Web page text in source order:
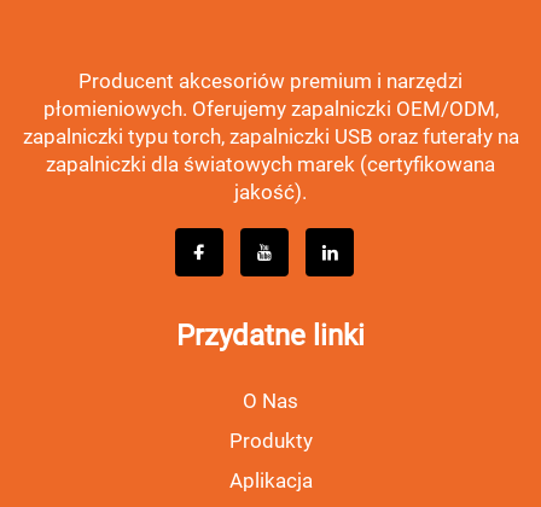
Producent akcesoriów premium i narzędzi
płomieniowych. Oferujemy zapalniczki OEM/ODM,
zapalniczki typu torch, zapalniczki USB oraz futerały na
zapalniczki dla światowych marek (certyfikowana
jakość).
Przydatne linki
O Nas
Produkty
Aplikacja